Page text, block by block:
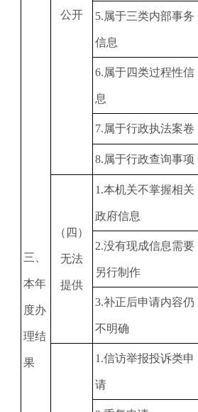
三、
本年
度办
理结
果
公开 5.属于三类内部事务
信息
6.属于四类过程性信
息
7.属于行政执法案卷
8.属于行政查询事项
（四）
无法
提供
1 .本机关不掌握相关
政府信息
2.没有现成信息需要
另行制作
3.补正后申请内容仍
不明确
1 .信访举报投诉类申
请